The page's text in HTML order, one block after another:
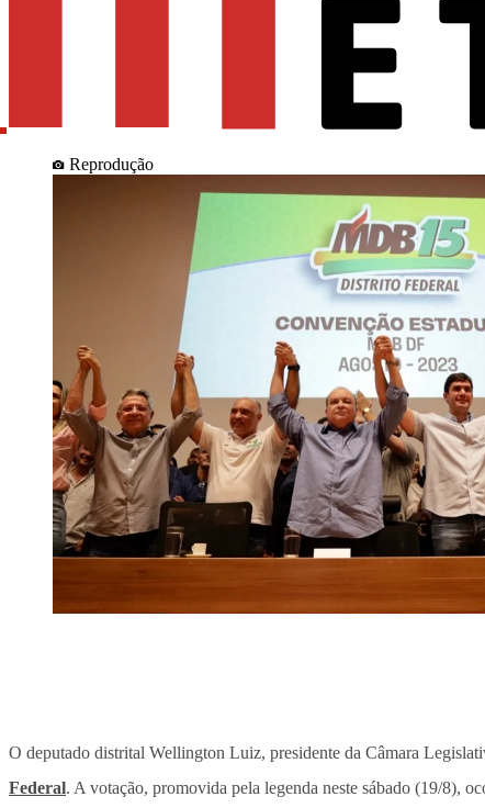
Reprodução
O deputado distrital Wellington Luiz, presidente da Câmara
Federal. A votação, promovida pela legenda neste sábado (19/8),